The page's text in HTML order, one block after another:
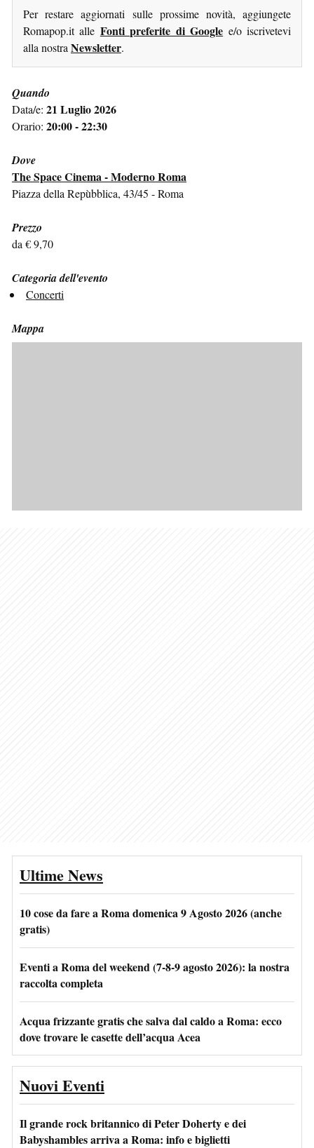
Per restare aggiornati sulle prossime novità, aggiungete
Romapop.it alle Fonti preferite di Google e/o iscrivetevi
alla nostra Newsletter.
Quando
Data/e: 21 Luglio 2026
Orario: 20:00 - 22:30
Dove
The Space Cinema - Moderno Roma
Piazza della Repùbblica, 43/45 - Roma
Prezzo
da € 9,70
Categoria dell'evento
Concerti
Mappa
Ultime News
10 cose da fare a Roma domenica 9 Agosto 2026 (anche
gratis)
Eventi a Roma del weekend (7-8-9 agosto 2026): la nostra
raccolta completa
Acqua frizzante gratis che salva dal caldo a Roma: ecco
dove trovare le casette dell’acqua Acea
Nuovi Eventi
Il grande rock britannico di Peter Doherty e dei
Babyshambles arriva a Roma: info e biglietti